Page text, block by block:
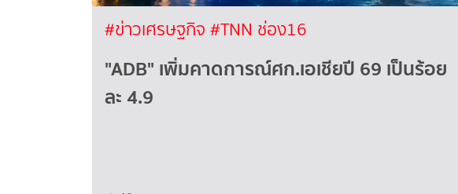
#ข่าวเศรษฐกิจ #TNN ช่อง16
"ADB" เพิ่มคาดการณ์ศก.เอเชียปี 69 เป็นร้อย
ละ 4.9